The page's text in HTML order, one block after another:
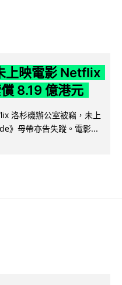
上映電影 Netflix
8.19 億港元
洛杉磯辦公室被竊，未上
》母帶亦告失蹤。電影...